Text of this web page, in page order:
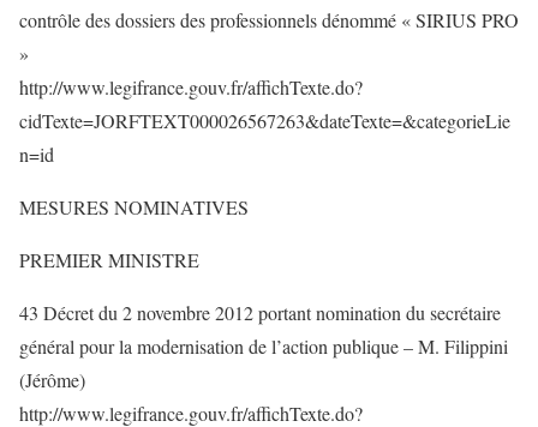
contrôle des dossiers des professionnels dénommé « SIRIUS PRO
»
http://www.legifrance.gouv.fr/affichTexte.do?
cidTexte=JORFTEXT000026567263&dateTexte=&categorieLie
n=id
MESURES NOMINATIVES
PREMIER MINISTRE
43 Décret du 2 novembre 2012 portant nomination du secrétaire
général pour la modernisation de l’action publique – M. Filippini
(Jérôme)
http://www.legifrance.gouv.fr/affichTexte.do?